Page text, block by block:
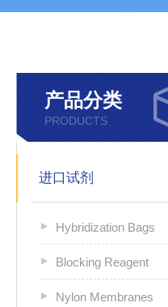
产品分类
PRODUCTS
进口试剂
Hybridization Bags
Blocking Reagent
Nylon Membranes